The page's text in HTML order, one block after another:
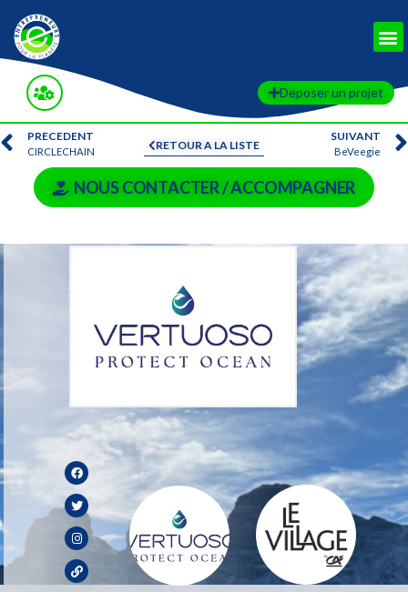
Deposer un projet
RETOUR A LA LISTE
PRECEDENT
CIRCLECHAIN
SUIVANT
BeVeegie
NOUS CONTACTER / ACCOMPAGNER